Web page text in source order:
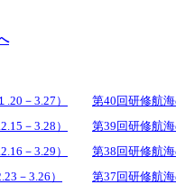
－3.27）
第40回研修航
－3.28）
第39回研修航
－3.29）
第38回研修航
－3.26）
第37回研修航